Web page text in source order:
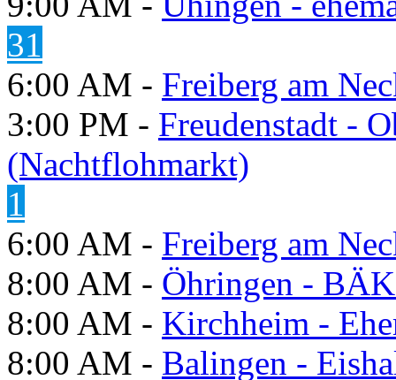
31
6:00 AM - Freiberg am
3:00 PM - Freudenstadt -
(Nachtflohmarkt)
1
6:00 AM - Freiberg am
8:00 AM - Öhringen -
8:00 AM - Kirchheim -
8:00 AM - Balingen -